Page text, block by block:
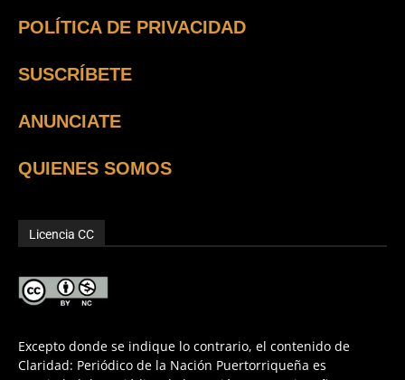
POLÍTICA DE PRIVACIDAD
SUSCRÍBETE
ANUNCIATE
QUIENES SOMOS
Licencia CC
Excepto donde se indique lo contrario, el contenido de
Claridad: Periódico de la Nación Puertorriqueña es